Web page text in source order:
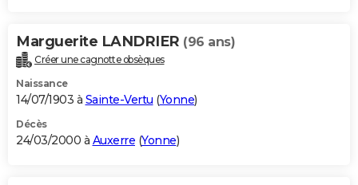
Marguerite LANDRIER (96 ans)
Créer une cagnotte obsèques
Naissance
14/07/1903 à Sainte-Vertu (Yonne)
Décès
24/03/2000 à Auxerre (Yonne)